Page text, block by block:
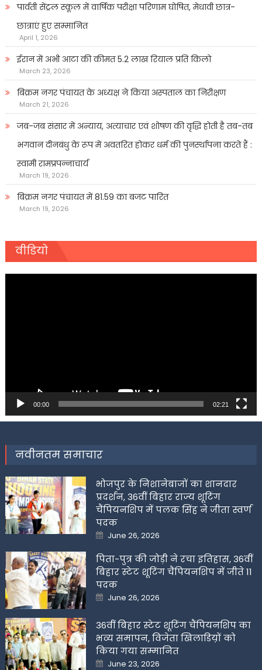
पार्वती सेंट्रल स्कूल में वार्षिक परीक्षा परिणाम घोषित, मेधावी छात्र-
छात्राएं हुए सम्मानित
April 1, 2026
ईरान में अभी आटा की कीमत 5.2 लाख रियाल प्रति किलो
March 23, 2026
बिक्रम नगर पंचायत के अध्यक्ष ने किया अस्पताल का निरीक्षण
March 21, 2026
जब-जब संसार में अन्याय, अत्याचार एवं शोषण की वृद्धि होती है तब-तब
भगवान दीनबंधु के रूप में अवतरित होकर धर्म की पुनर्स्थापना करते हैं :
स्वामी रामप्रपन्नाचार्य
March 19, 2026
बिक्रम नगर पंचायत में 81.59 का बजट पारित
March 19, 2026
वीडियो
00:00 02:21
नवीनतम समाचार
भोजपुर के निशानेबाजों का शानदार
प्रदर्शन, 36वीं बिहार राज्य शूटिंग
चैंपियनशिप में पलक सिंह ने जीता स्वर्ण
पदक
Posted
on
June 26, 2026
पिता-पुत्र की जोड़ी ने रचा इतिहास, 36वीं
बिहार स्टेट शूटिंग चैंपियनशिप में जीते 11
पदक
Posted
on
June 26, 2026
36वीं बिहार स्टेट शूटिंग चैंपियनशिप का
भव्य समापन, विजेता खिलाडिय़ों को
किया गया सम्मानित
Posted
June 23, 2026